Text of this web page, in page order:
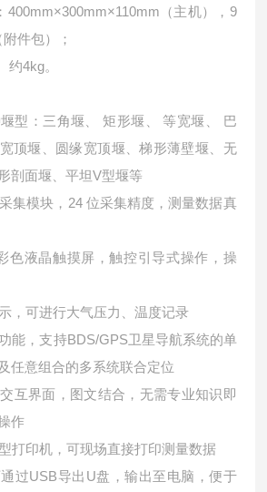
400mm×300mm×110mm（主机），9
件包）；
约4kg。
型：三角堰、
矩形堰、 等宽堰、 巴
顶堰、圆缘宽顶堰、梯形薄壁堰、无
剖面堰、平坦V型堰等
集模块， 24 位采集精度，测量数据真
色液晶触摸屏，触控引导式操作，操
，可进行大气压力、温度记录
能，支持BDS/GPS卫星导航系统的单
任意组合的多系统联合定位
互界面，图文结合，无需专业知识即
作
打印机，可现场直接打印测量数据
过USB导出U盘，输出至电脑，便于